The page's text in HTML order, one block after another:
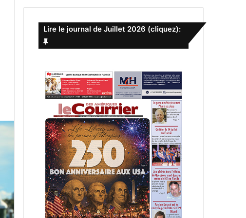
c
h
:
Lire le journal de Juillet 2026 (cliquez):